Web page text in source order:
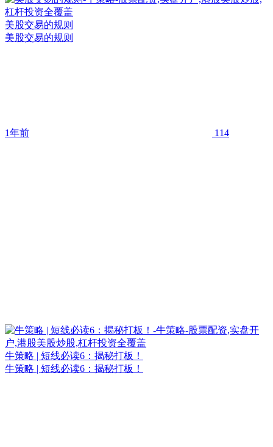
美股交易的规则
美股交易的规则
1年前 114
牛策略 | 短线必读6：揭秘打板！
牛策略 | 短线必读6：揭秘打板！